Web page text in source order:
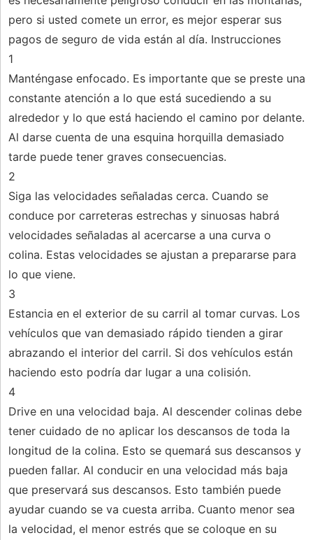
pero si usted comete un error, es mejor esperar sus
pagos de seguro de vida están al día. Instrucciones
1
Manténgase enfocado. Es importante que se preste una
constante atención a lo que está sucediendo a su
alrededor y lo que está haciendo el camino por delante.
Al darse cuenta de una esquina horquilla demasiado
tarde puede tener graves consecuencias.
2
Siga las velocidades señaladas cerca. Cuando se
conduce por carreteras estrechas y sinuosas habrá
velocidades señaladas al acercarse a una curva o
colina. Estas velocidades se ajustan a prepararse para
lo que viene.
3
Estancia en el exterior de su carril al tomar curvas. Los
vehículos que van demasiado rápido tienden a girar
abrazando el interior del carril. Si dos vehículos están
haciendo esto podría dar lugar a una colisión.
4
Drive en una velocidad baja. Al descender colinas debe
tener cuidado de no aplicar los descansos de toda la
longitud de la colina. Esto se quemará sus descansos y
pueden fallar. Al conducir en una velocidad más baja
que preservará sus descansos. Esto también puede
ayudar cuando se va cuesta arriba. Cuanto menor sea
la velocidad, el menor estrés que se coloque en su